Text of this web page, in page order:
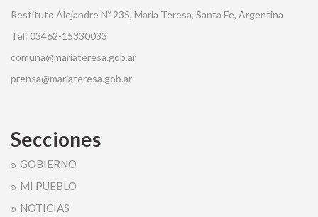
Restituto Alejandre Nº 235, Maria Teresa, Santa Fe, Argentina
Tel: 03462-15330033
comuna@mariateresa.gob.ar
prensa@mariateresa.gob.ar
Secciones
GOBIERNO
MI PUEBLO
NOTICIAS